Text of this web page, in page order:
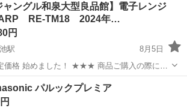
購入が可能です。 ぜひ店頭にてスタッフまで
ャングル和泉大型良品館】電子レンジ
RE-TM18 2024年…
円
駅
8月5日
ました！ ★★★ 商品ご購入の際に
言っていただくと、 ジモティー限定価格(店頭
購入が可能です。 ぜひ店頭にてスタッフまで
キッチン家電
パルックプレミア